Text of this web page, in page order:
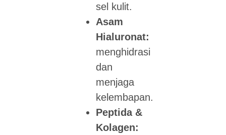
sel kulit.
Asam
Hialuronat:
menghidrasi
dan
menjaga
kelembapan.
Peptida &
Kolagen: